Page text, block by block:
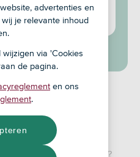
over duurzaamheid
daarvoor een ASN
een huis en een ASN
energiezuiniger maken?
advertenties en
je relevante inhoud
via 'Cookies
de pagina.
en ons
.